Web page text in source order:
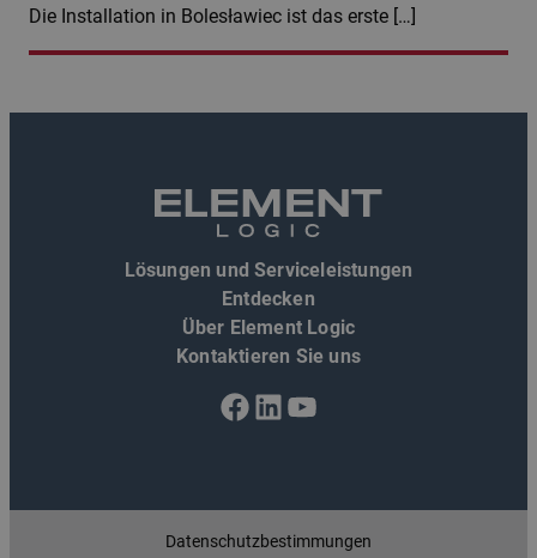
Die Installation in Bolesławiec ist das erste […]
Lösungen und Serviceleistungen
Entdecken
Über Element Logic
Kontaktieren Sie uns
Facebook
LinkedIn
YouTube
Datenschutzbestimmungen